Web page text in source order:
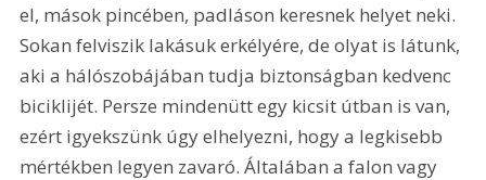
el, mások pincében, padláson keresnek helyet neki.
Sokan felviszik lakásuk erkélyére, de olyat is látunk,
aki a hálószobájában tudja biztonságban kedvenc
biciklijét. Persze mindenütt egy kicsit útban is van,
ezért igyekszünk úgy elhelyezni, hogy a legkisebb
mértékben legyen zavaró. Általában a falon vagy